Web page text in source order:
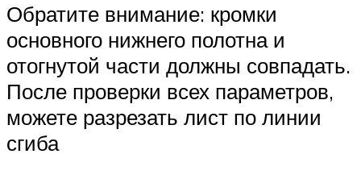
Обратите внимание: кромки
основного нижнего полотна и
отогнутой части должны совпадать.
После проверки всех параметров,
можете разрезать лист по линии
сгиба